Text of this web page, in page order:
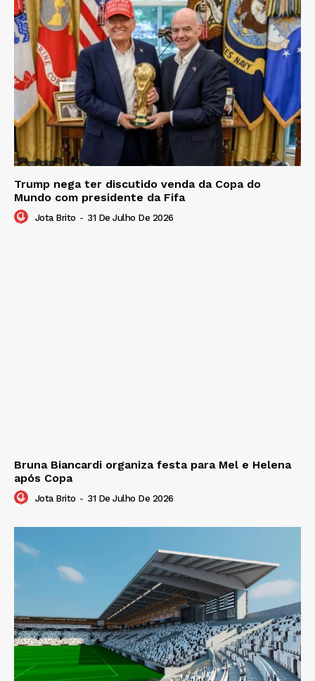
Trump nega ter discutido venda da Copa do
Mundo com presidente da Fifa
Jota Brito - 31 De Julho De 2026
Bruna Biancardi organiza festa para Mel e Helena
após Copa
Jota Brito - 31 De Julho De 2026